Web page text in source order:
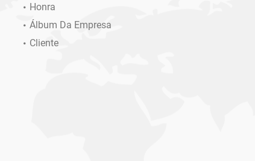
Honra
Álbum Da Empresa
Cliente